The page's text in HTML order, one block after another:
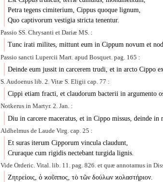
Petra tegens cimiterium, Cippus quoque lignum,
Quo captivorum vestigia stricta tenentur.
Passio SS. Chrysanti et Dariæ MS. :
Tunc irati milites, mittunt eum in Cippum novum et
Passio sancti Lupercii Mart. apud Bosquet. pag. 165 :
Deinde eum jussit in carcerem trudi, et in arcto Cippo
S. Audoenuslib. 2. Vitæ S. Eligii cap. 77 :
Cippi etiam fracti, et claudorum bacterii in argumento
Notkerus in Martyr. 2. Jan. :
Diu in carcere maceratus, et in Cippo missus, deinde in
Aldhelmus de Laude Virg. cap. 25 :
Et suras iterum Cipporum vincula claudunt,
Cruraque cum rigidis nectebant turgida lignis.
Vide Orderic. Vital. lib. 11. pag. 826. et quæ annotamus in
Ζητρείοις, ὁ ϰοῦππος, τὸ τῶν δούλων ϰολαστήριον.